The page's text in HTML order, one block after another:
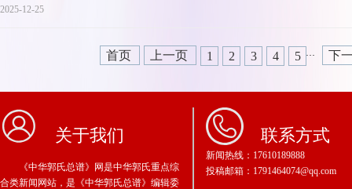
2025-12-25
首页 上一页 1 2 3 4 5 ··· 下
关于我们
《中华郭氏总谱》网是中华郭氏重点综
合类新闻网站，是《中华郭氏总谱》编辑委
联系方式
新闻热线：17610189888
投稿邮箱：1791464074@qq.com